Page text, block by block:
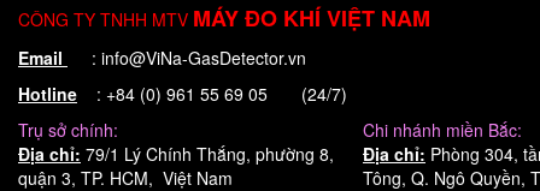
CÔNG TY TNHH MTV MÁY ĐO KHÍ VIỆT NAM
Email
: info@ViNa-GasDetector.vn
Hotline : +84 (0) 961 55 69 05 (24/7)
Trụ sở chính:
Chi nhánh miền Bắc:
Địa chỉ: 79/1 Lý Chính Thắng, phường 8,
quận 3, TP. HCM, Việt Nam
Địa chỉ: Phòng 304,
Tông, Q. Ngô Quyền,